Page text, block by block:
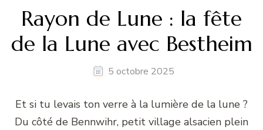
Rayon de Lune : la fête
de la Lune avec Bestheim
5 octobre 2025
Et si tu levais ton verre à la lumière de la lune ?
Du côté de Bennwihr, petit village alsacien plein